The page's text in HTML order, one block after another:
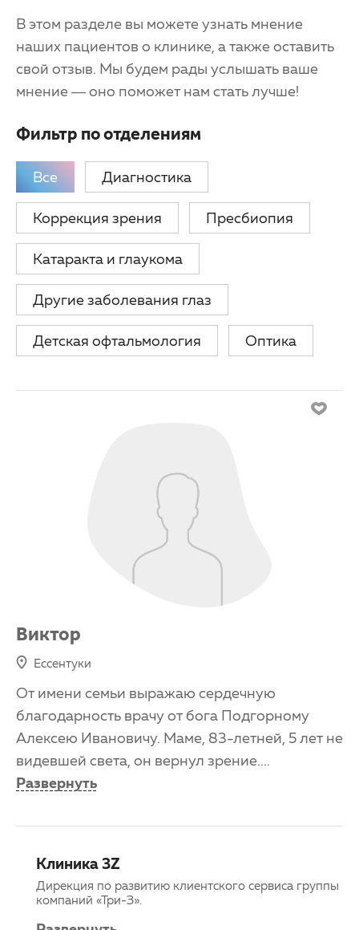
Партнерам
Клуб офтальмологов
Детская офтальмология
В этом разделе вы можете узнать мнение
наших пациентов о клинике, а также оставить
свой отзыв. Мы будем рады услышать ваше
мнение — оно поможет нам стать лучше!
Фильтр по отделениям
Все Диагностика
Коррекция зрения Пресбиопия
Катаракта и глаукома
Другие заболевания глаз
Детская офтальмология Оптика
Виктор
Ессентуки
От имени семьи выражаю сердечную
благодарность врачу от бога Подгорному
Алексею Ивановичу. Маме, 83-летней, 5 лет не
видевшей света, он вернул зрение....
Развернуть
Клиника 3Z
Дирекция по развитию клиентского сервиса группы
компаний «Три-З».